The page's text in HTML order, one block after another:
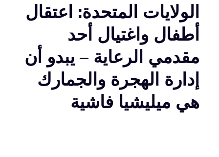
الولايات المتحدة: اعتقال
أطفال واغتيال أحد
مقدمي الرعاية – يبدو أن
إدارة الهجرة والجمارك
هي ميليشيا فاشية